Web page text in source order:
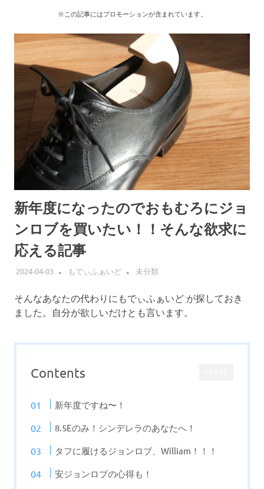
※この記事にはプロモーションが含まれています。
新年度になったのでおもむろにジョ
ンロブを買いたい！！そんな欲求に
応える記事
2024-04-03 もでぃふぁいど 未分類
そんなあなたの代わりにもでぃふぁいど が探しておき
ました。自分が欲しいだけとも言います。
Contents
新年度ですね〜！
8.5Eのみ！シンデレラのあなたへ！
タフに履けるジョンロブ、William！！！
安ジョンロブの心得も！